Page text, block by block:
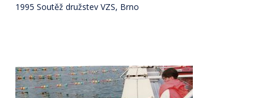
1995 Soutěž družstev VZS, Brno